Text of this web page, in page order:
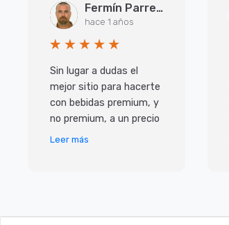
Fermín Parreño Torres
hace 1 años
Sin lugar a dudas el
mejor sitio para hacerte
con bebidas premium, y
no premium, a un precio
inmejorable. Pero lo que
Leer más